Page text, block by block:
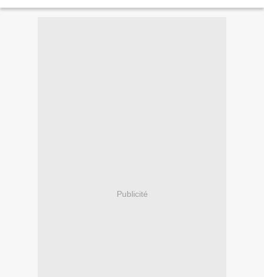
Publicité